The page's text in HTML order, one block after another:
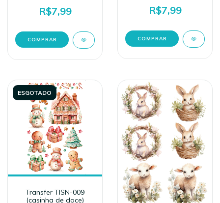
R$7,99 R$7,99
ESGOTADO
Transfer TISN-009
(casinha de doce)